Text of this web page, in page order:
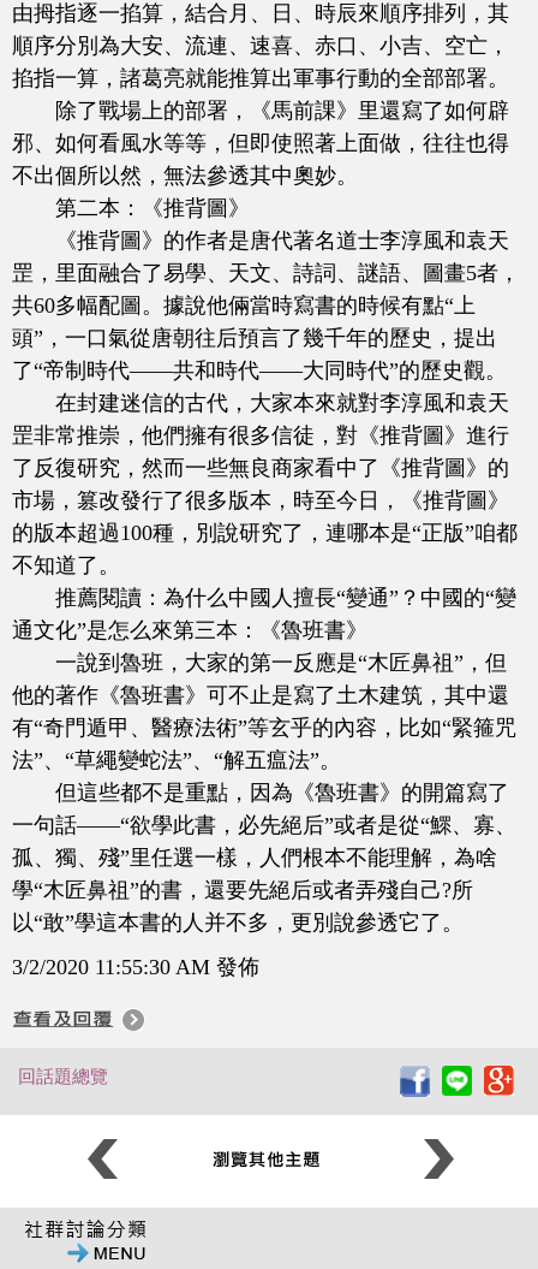
由拇指逐一掐算，結合月、日、時辰來順序排列，其
順序分別為大安、流連、速喜、赤口、小吉、空亡，
掐指一算，諸葛亮就能推算出軍事行動的全部部署。
除了戰場上的部署，《馬前課》里還寫了如何辟
邪、如何看風水等等，但即使照著上面做，往往也得
不出個所以然，無法參透其中奧妙。
第二本：《推背圖》
《推背圖》的作者是唐代著名道士李淳風和袁天
罡，里面融合了易學、天文、詩詞、謎語、圖畫5者，
共60多幅配圖。據說他倆當時寫書的時候有點“上
頭”，一口氣從唐朝往后預言了幾千年的歷史，提出
了“帝制時代——共和時代——大同時代”的歷史觀。
在封建迷信的古代，大家本來就對李淳風和袁天
罡非常推崇，他們擁有很多信徒，對《推背圖》進行
了反復研究，然而一些無良商家看中了《推背圖》的
市場，篡改發行了很多版本，時至今日，《推背圖》
的版本超過100種，別說研究了，連哪本是“正版”咱都
不知道了。
推薦閱讀：為什么中國人擅長“變通”？中國的“變
通文化”是怎么來第三本：《魯班書》
一說到魯班，大家的第一反應是“木匠鼻祖”，但
他的著作《魯班書》可不止是寫了土木建筑，其中還
有“奇門遁甲、醫療法術”等玄乎的內容，比如“緊箍咒
法”、“草繩變蛇法”、“解五瘟法”。
但這些都不是重點，因為《魯班書》的開篇寫了
一句話——“欲學此書，必先絕后”或者是從“鰥、寡、
孤、獨、殘”里任選一樣，人們根本不能理解，為啥
學“木匠鼻祖”的書，還要先絕后或者弄殘自己?所
以“敢”學這本書的人并不多，更別說參透它了。
3/2/2020 11:55:30 AM 發佈
回話題總覽